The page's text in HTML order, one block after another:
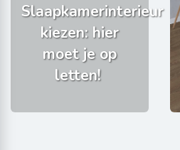
Slaapkamerinterieur
kiezen: hier
moet je op
letten!